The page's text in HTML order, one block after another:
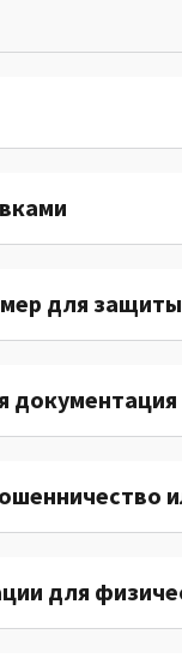
для
документация
для